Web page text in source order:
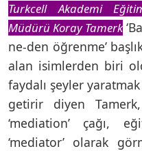
Turkcell Akademi
Müdürü Koray Tamerk
ne-den öğrenme’
alan isimlerden biri
faydalı şeyler
getirir diyen Tamerk,
‘mediation’ çağı,
‘mediator’ olarak